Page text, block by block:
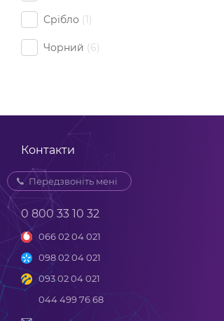
Срібло 1
Чорний 6
Контакти
Передзвоніть мені
0 800 33 10 32
066 02 04 021
098 02 04 021
093 02 04 021
044 499 76 68